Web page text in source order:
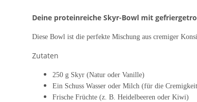
Deine proteinreiche Skyr-Bowl mit
Diese Bowl ist die perfekte Mischung aus cremiger
Zutaten
250 g Skyr (Natur oder Vanille)
Ein Schuss Wasser oder Milch (für die
Frische Früchte (z. B. Heidelbeeren oder Kiwi)